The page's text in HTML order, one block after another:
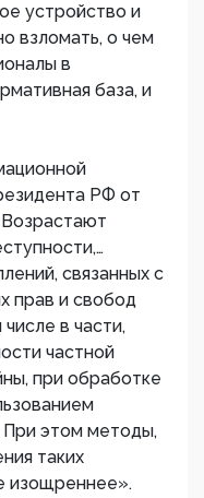
устройство и
взломать, о чем
в
база, и
РФ от
связанных с
прав и свобод
в части,
частной
при обработке
При этом методы,
таких
изощреннее».